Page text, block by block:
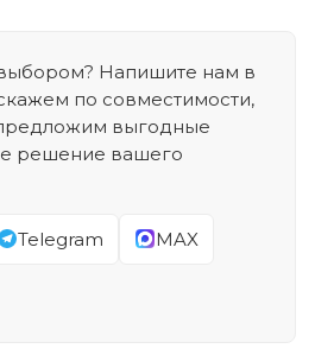
Напишите нам в
по совместимости,
выгодные
решение вашего
Telegram MAX